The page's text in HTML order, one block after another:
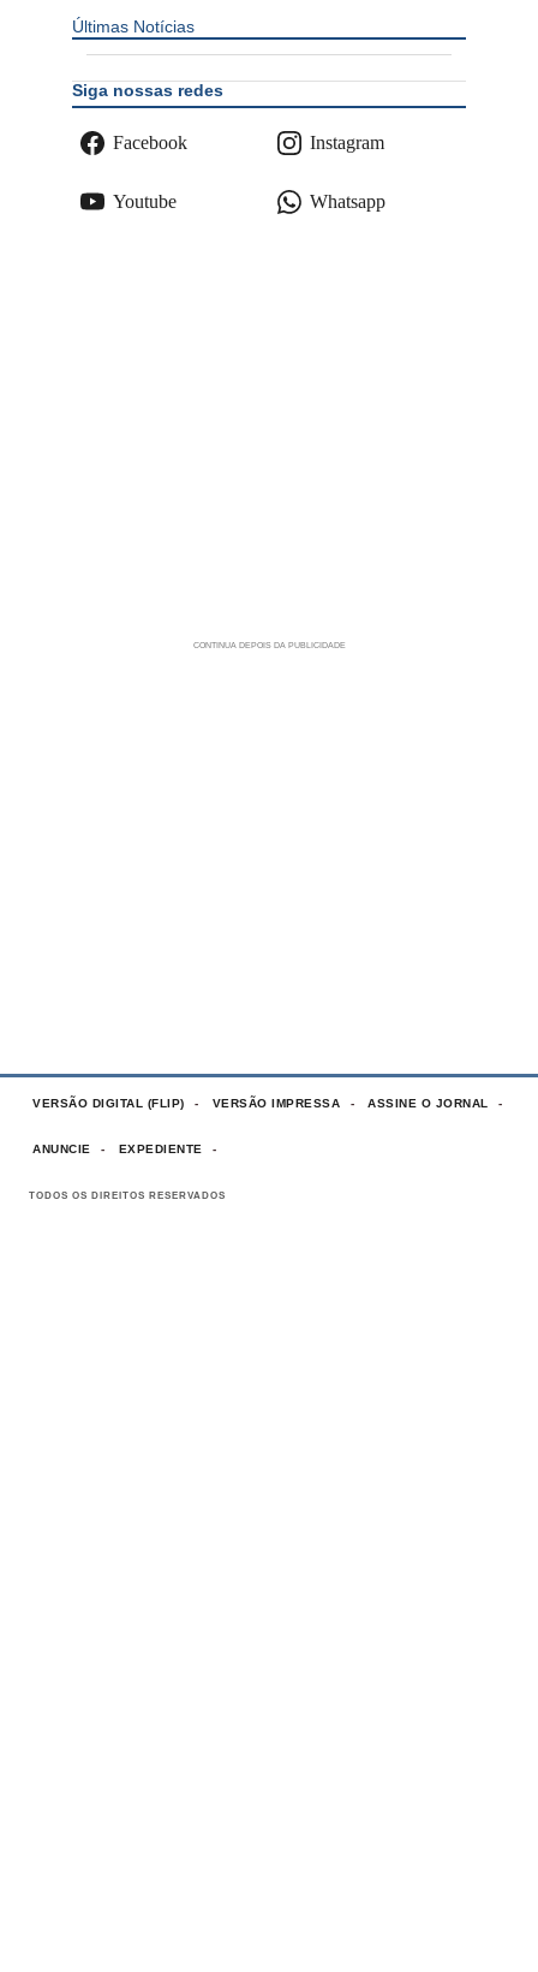
Últimas Notícias
Siga nossas redes
Facebook Instagram
Youtube Whatsapp
VERSÃO DIGITAL (FLIP) VERSÃO IMPRESSA ASSINE O JORNAL
ANUNCIE EXPEDIENTE
TODOS OS DIREITOS RESERVADOS